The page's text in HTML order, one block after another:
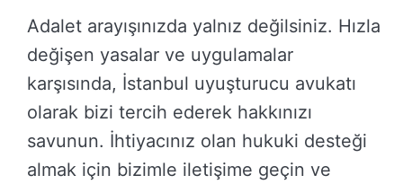
Adalet arayışınızda yalnız değilsiniz. Hızla
değişen yasalar ve uygulamalar
karşısında, İstanbul uyuşturucu avukatı
olarak bizi tercih ederek hakkınızı
savunun. İhtiyacınız olan hukuki desteği
almak için bizimle iletişime geçin ve